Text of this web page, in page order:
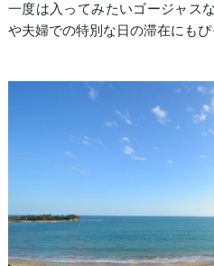
一度は入ってみたいゴージャス
や夫婦での特別な日の滞在にもぴ